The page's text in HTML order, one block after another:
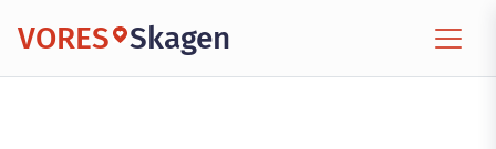
VORES Skagen